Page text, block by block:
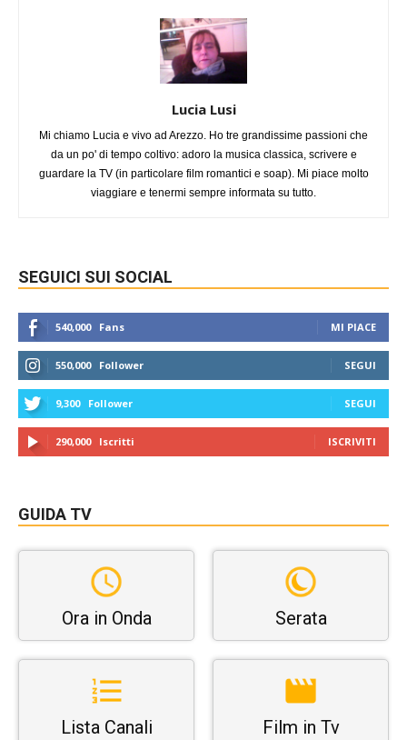
Lucia Lusi
Mi chiamo Lucia e vivo ad Arezzo. Ho tre grandissime passioni che
da un po' di tempo coltivo: adoro la musica classica, scrivere e
guardare la TV (in particolare film romantici e soap). Mi piace molto
viaggiare e tenermi sempre informata su tutto.
SEGUICI SUI SOCIAL
540,000 Fans MI PIACE
550,000 Follower SEGUI
9,300 Follower SEGUI
290,000 Iscritti ISCRIVITI
GUIDA TV
Ora in Onda Serata
Lista Canali Film in Tv